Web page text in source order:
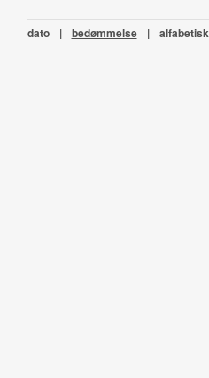
dato | bedømmelse | alfabetisk